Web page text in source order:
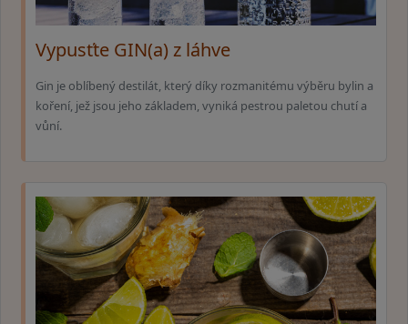
Vypusťte GIN(a) z láhve
Gin je oblíbený destilát, který díky rozmanitému výběru bylin a
koření, jež jsou jeho základem, vyniká pestrou paletou chutí a
vůní.